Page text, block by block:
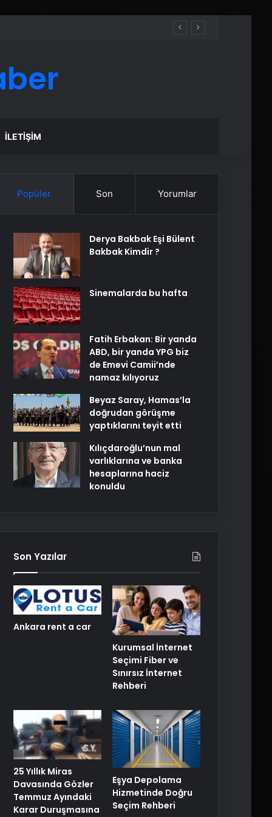
İLETIŞIM
Popüler Son Yorumlar
Derya Bakbak Eşi Bülent
Bakbak Kimdir ?
Sinemalarda bu hafta
Fatih Erbakan: Bir yanda
ABD, bir yanda YPG biz
de Emevi Camii’nde
namaz kılıyoruz
Beyaz Saray, Hamas’la
doğrudan görüşme
yaptıklarını teyit etti
Kılıçdaroğlu’nun mal
varlıklarına ve banka
hesaplarına haciz
konuldu
Son Yazılar
Ankara rent a car
Kurumsal İnternet
Seçimi Fiber ve
Sınırsız İnternet
Rehberi
25 Yıllık Miras
Davasında Gözler
Temmuz Ayındaki
Karar Duruşmasına
Eşya Depolama
Hizmetinde Doğru
Seçim Rehberi